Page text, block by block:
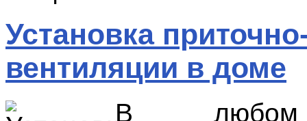
Установка
вентиляции в доме
В